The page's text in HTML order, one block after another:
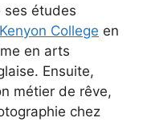
ses études
Kenyon College en
en arts
Ensuite,
métier de rêve,
chez